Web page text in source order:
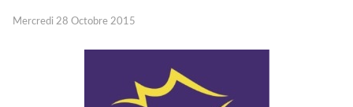
Mercredi 28 Octobre 2015